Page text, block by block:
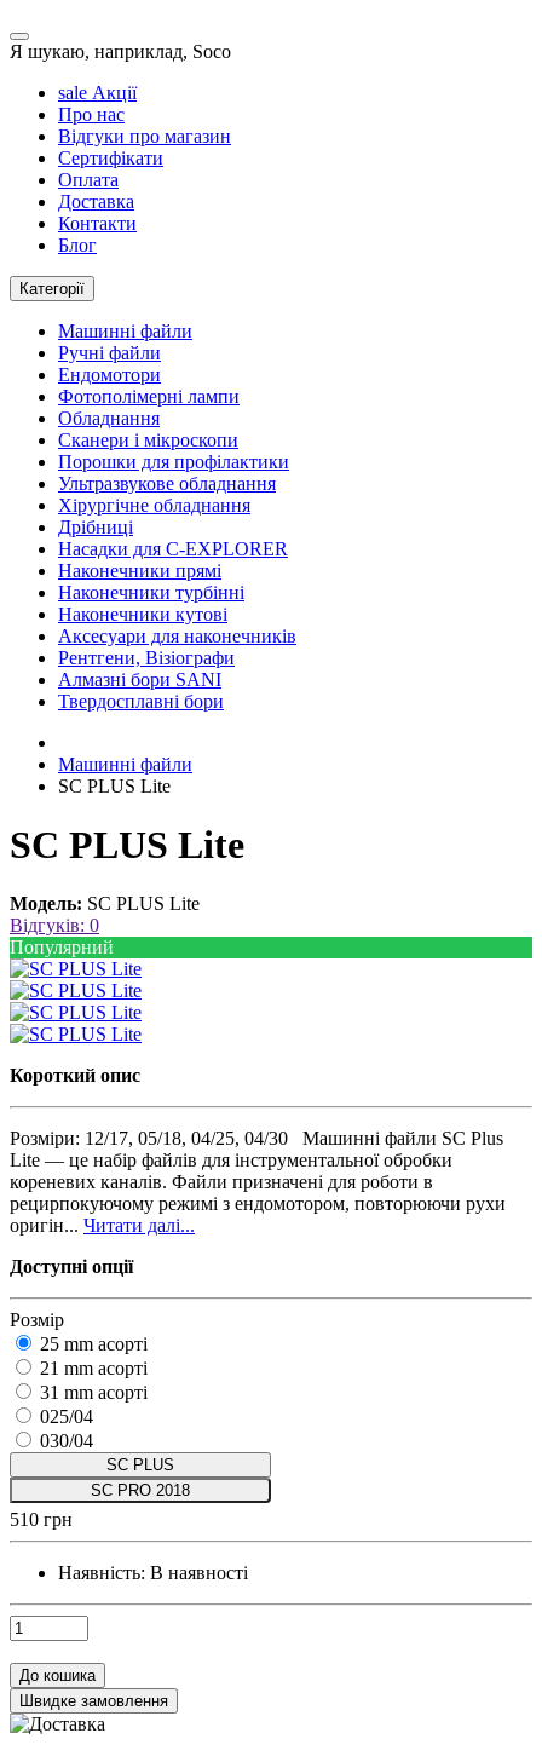
Я шукаю, наприклад, Soco
sale Акції
Про нас
Відгуки про магазин
Сертифікати
Оплата
Доставка
Контакти
Блог
Категорії
Машинні файли
Ручні файли
Ендомотори
Фотополімерні лампи
Обладнання
Сканери і мікроскопи
Порошки для профілактики
Ультразвукове обладнання
Хірургічне обладнання
Дрібниці
Насадки для C-EXPLORER
Наконечники прямі
Наконечники турбінні
Наконечники кутові
Аксесуари для наконечників
Рентгени, Візіографи
Алмазні бори SANI
Твердосплавні бори
Машинні файли
SC PLUS Lite
SC PLUS Lite
Модель: SC PLUS Lite
Відгуків: 0
Популярний
Короткий опис
Розміри: 12/17, 05/18, 04/25, 04/30 Машинні файли SC Plus
Lite — це набір файлів для інструментальної обробки
кореневих каналів. Файли призначені для роботи в
рецирпокуючому режимі з ендомотором, повторюючи рухи
оригін... Читати далі...
Доступні опції
Розмір
25 mm асорті
21 mm асорті
31 mm асорті
025/04
030/04
SC PLUS
SC PRO 2018
510 грн
Наявність: В наявності
До кошика
Швидке замовлення